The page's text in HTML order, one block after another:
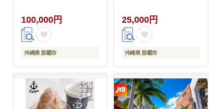
光 体験 旅行券 宿泊券
旅行予約 ホテル 旅館
チケット 子供 子連れ
カップル 家族 人気 お
頭 オンライン ネット予
約 電話 有効期間3年
100,000円
沖縄県 那覇市
25,000円
沖縄県 那覇市